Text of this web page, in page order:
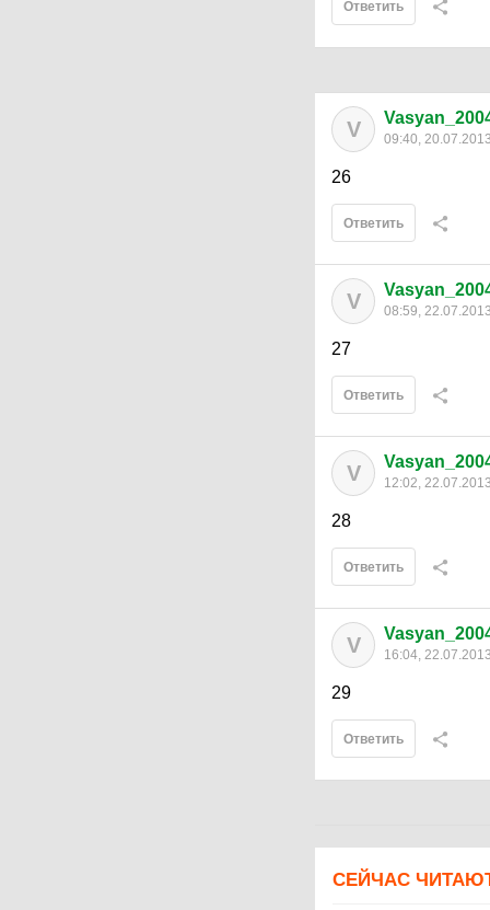
Ответить
V 09:40, 20.07.2013
26
Ответить
V 08:59, 22.07.2013
27
Ответить
V 12:02, 22.07.2013
28
Ответить
V 16:04, 22.07.2013
29
Ответить
СЕЙЧАС